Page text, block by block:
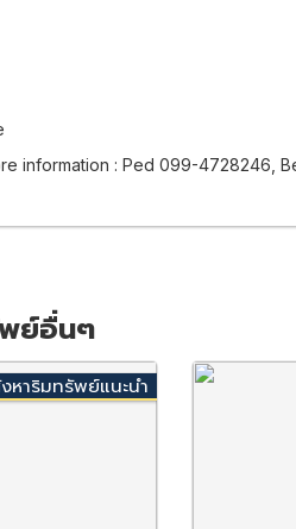
information : Ped 099-4728246,
ย์อื่นๆ
หาริมทรัพย์แนะนำ